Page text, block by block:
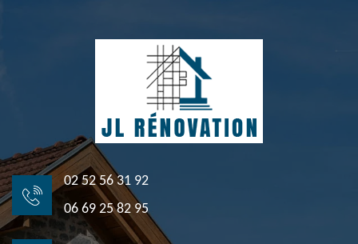
02 52 56 31 92
06 69 25 82 95